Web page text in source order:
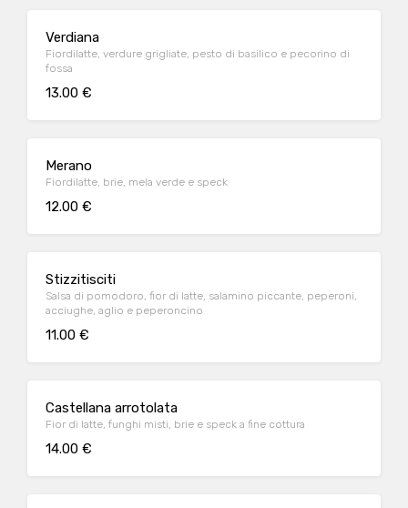
Verdiana
Fiordilatte, verdure grigliate, pesto di basilico e pecorino di
fossa
13.00 €
Merano
Fiordilatte, brie, mela verde e speck
12.00 €
Stizzitisciti
Salsa di pomodoro, fior di latte, salamino piccante, peperoni,
acciughe, aglio e peperoncino
11.00 €
Castellana arrotolata
Fior di latte, funghi misti, brie e speck a fine cottura
14.00 €